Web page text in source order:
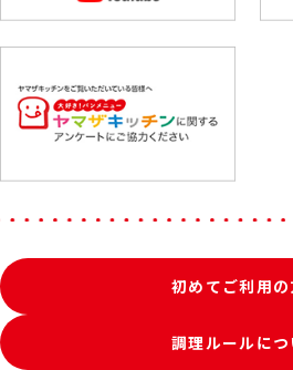
初めてご利用の
調理ルールにつ